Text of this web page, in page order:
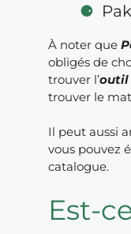
À noter que
obligés de
trouver l’outil
trouver le
Il peut aussi
vous pouvez
catalogue.
Est-